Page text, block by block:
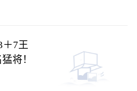
＋7王
将！